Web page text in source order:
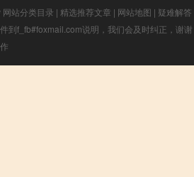
网站分类目录 | 精选推荐文章 | 网站地图 | 疑难解答
到f_fb#foxmail.com说明，我们会及时纠正，谢谢